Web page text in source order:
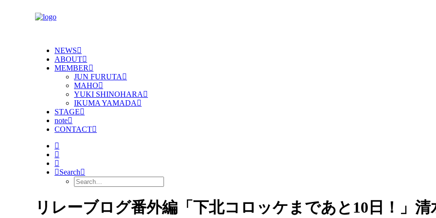
NEWS
ABOUT
MEMBER
JUN FURUTA
MAHO
YUKI SHINOHARA
IKUMA YAMADA
STAGE
note
CONTACT
Search
リレーブログ番外編「下北コロッケまであと10日！」清